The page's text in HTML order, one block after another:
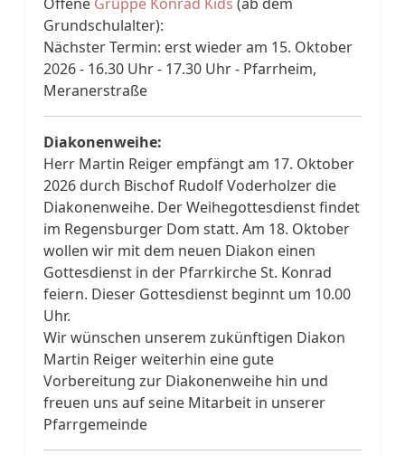
Grundschulalter):
Nächster Termin: erst wieder am 15. Oktober
2026 - 16.30 Uhr - 17.30 Uhr - Pfarrheim,
Meranerstraße
Diakonenweihe:
Herr Martin Reiger empfängt am 17. Oktober
2026 durch Bischof Rudolf Voderholzer die
Diakonenweihe. Der Weihegottesdienst findet
im Regensburger Dom statt. Am 18. Oktober
wollen wir mit dem neuen Diakon einen
Gottesdienst in der Pfarrkirche St. Konrad
feiern. Dieser Gottesdienst beginnt um 10.00
Uhr.
Wir wünschen unserem zukünftigen Diakon
Martin Reiger weiterhin eine gute
Vorbereitung zur Diakonenweihe hin und
freuen uns auf seine Mitarbeit in unserer
Pfarrgemeinde